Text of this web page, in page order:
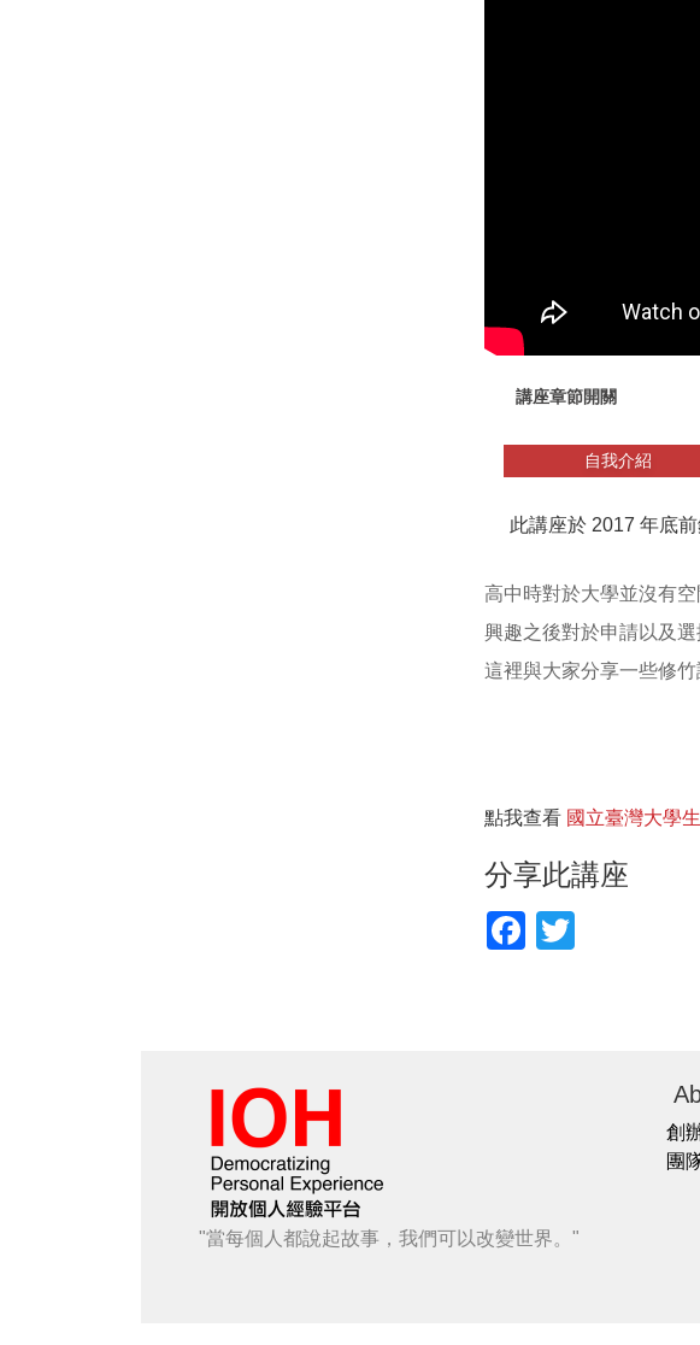
講座章節開關
自我介紹
此講座於 2017 年底
高中時對於大學並沒有
興趣之後對於申請以及
這裡與大家分享一些修
點我查看 國立臺灣大學
分享此講座
Facebook
"當每個人都說起故事，我們可以改變世界。"
創
團